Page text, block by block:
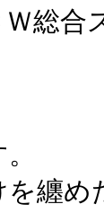
Ｗ総合
纏め